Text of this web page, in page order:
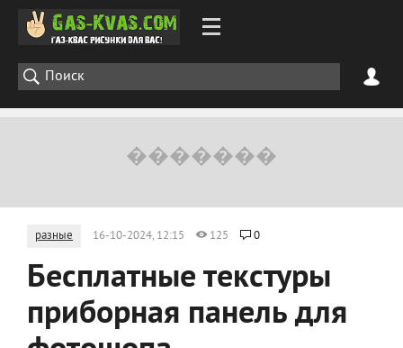
разные 16-10-2024, 12:15 125 0
Бесплатные текстуры
приборная панель для